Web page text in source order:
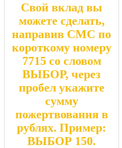
Свой вклад вы
можете сделать,
направив СМС по
короткому номеру
7715 со словом
ВЫБОР, через
пробел укажите
сумму
пожертвования в
рублях. Пример:
ВЫБОР 150.